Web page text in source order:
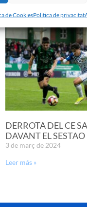
de CookiesPolitica de privacitat
DERROTA DEL CE
DAVANT EL SESTAO
3 de març de 2024
Leer más »